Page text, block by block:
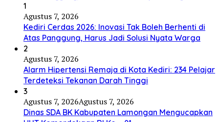
1
Agustus 7, 2026
Kediri Cerdas 2026: Inovasi Tak Boleh Berhenti di
Atas Panggung, Harus Jadi Solusi Nyata Warga
2
Agustus 7, 2026
Alarm Hipertensi Remaja di Kota Kediri: 234 Pelajar
Terdeteksi Tekanan Darah Tinggi
3
Agustus 7, 2026Agustus 7, 2026
Dinas SDA BK Kabupaten Lamongan Mengucapkan